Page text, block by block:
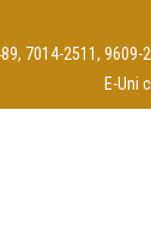
7014-2511, 9609-
E-Uni